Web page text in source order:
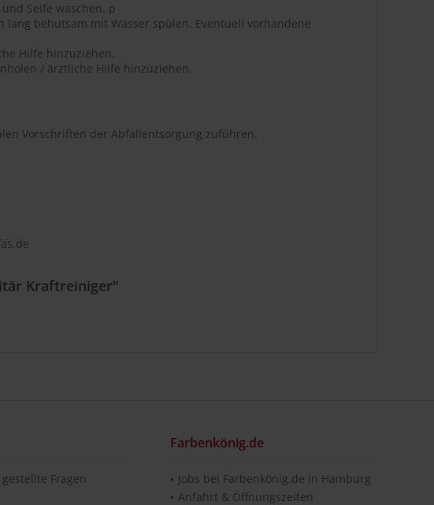
und Seife waschen. p
lang behutsam mit Wasser spülen. Eventuell vorhandene
Hilfe hinzuziehen.
/ ärztliche Hilfe hinzuziehen.
Vorschriften der Abfallentsorgung zuführen.
Kraftreiniger"
gestellte Fragen
Farbenkönig.de
Jobs bei Farbenkönig.de in Hamburg
Anfahrt & Öffnungszeiten